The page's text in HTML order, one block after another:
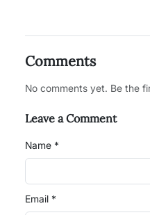
Comments
No comments yet. Be the
Leave a Comment
Name *
Email *